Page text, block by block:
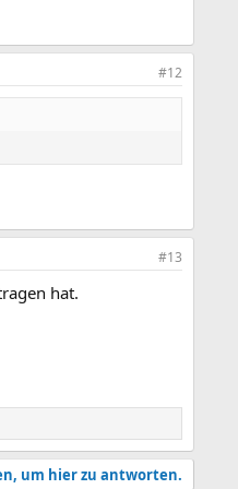
#12
#13
hat.
um hier zu antworten.